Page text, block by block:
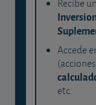
Recibe
Accede
etc.